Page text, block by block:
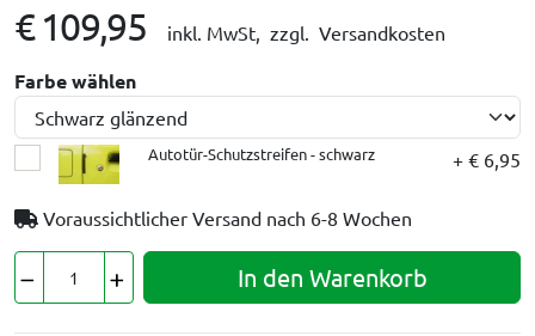
€ 109,95 inkl. MwSt, zzgl. Versandkosten
Farbe wählen
Autotür-Schutzstreifen - schwarz + € 6,95
Voraussichtlicher Versand nach 6-8 Wochen
In den Warenkorb